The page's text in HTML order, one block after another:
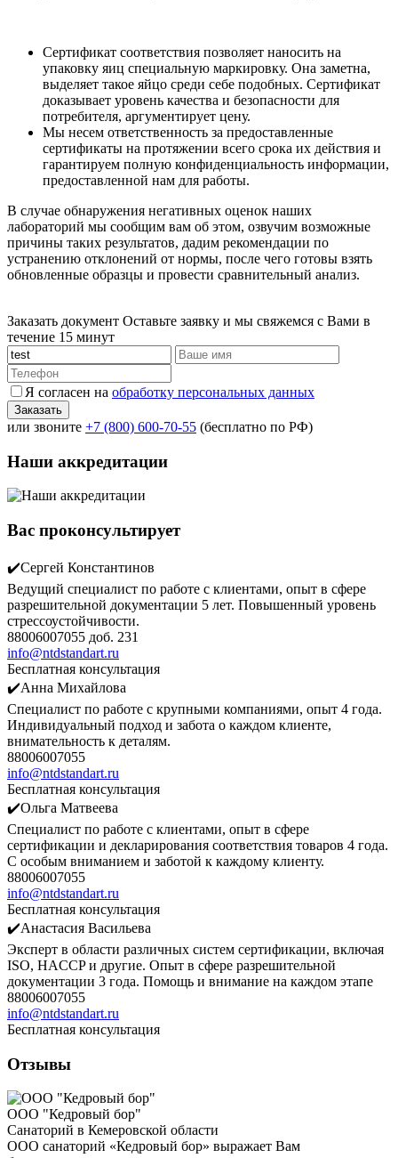
Сертификат соответствия позволяет наносить на
упаковку яиц специальную маркировку. Она заметна,
выделяет такое яйцо среди себе подобных. Сертификат
доказывает уровень качества и безопасности для
потребителя, аргументирует цену.
Мы несем ответственность за предоставленные
сертификаты на протяжении всего срока их действия и
гарантируем полную конфиденциальность информации,
предоставленной нам для работы.
В случае обнаружения негативных оценок наших
лабораторий мы сообщим вам об этом, озвучим возможные
причины таких результатов, дадим рекомендации по
устранению отклонений от нормы, после чего готовы взять
обновленные образцы и провести сравнительный анализ.
Заказать документ Оставьте заявку и мы свяжемся с Вами в
течение 15 минут
Я согласен на обработку персональных данных
или звоните +7 (800) 600-70-55 (бесплатно по РФ)
Наши аккредитации
Вас проконсультирует
✔️Сергей Константинов
Ведущий специалист по работе с клиентами, опыт в сфере
разрешительной документации 5 лет. Повышенный уровень
стрессоустойчивости.
88006007055 доб. 231
info@ntdstandart.ru
Бесплатная консультация
✔️Анна Михайлова
Специалист по работе с крупными компаниями, опыт 4 года.
Индивидуальный подход и забота о каждом клиенте,
внимательность к деталям.
88006007055
info@ntdstandart.ru
Бесплатная консультация
✔️Ольга Матвеева
Специалист по работе с клиентами, опыт в сфере
сертификации и декларирования соответствия товаров 4 года.
С особым вниманием и заботой к каждому клиенту.
88006007055
info@ntdstandart.ru
Бесплатная консультация
✔️Анастасия Васильева
Эксперт в области различных систем сертификации, включая
ISO, HACCP и другие. Опыт в сфере разрешительной
документации 3 года. Помощь и внимание на каждом этапе
88006007055
info@ntdstandart.ru
Бесплатная консультация
Отзывы
ООО "Кедровый бор"
Санаторий в Кемеровской области
ООО санаторий «Кедровый бор» выражает Вам